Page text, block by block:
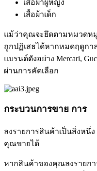
เสื้อผ้าผู้หญิง
เสื้อผ้าเด็ก
แม้ว่าคุณจะยึดตามหมวดห
ถูกปฏิเสธได้หากหมดฤดูกา
แบรนด์ดังอย่าง Mercari,
ผ่านการคัดเลือก
กระบวนการขาย การ
ลงรายการสินค้าเป็นสิ่งหนึ่
คุณขายได้
หากสินค้าของคุณลงรายกา